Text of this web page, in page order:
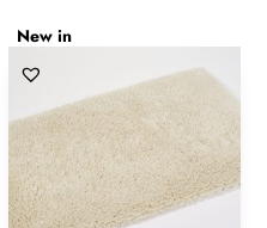
32.200,00 RSD
New in